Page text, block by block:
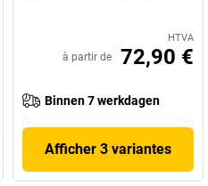
HTVA
à partir de 72,90 €
Binnen 7 werkdagen
Afficher 3 variantes